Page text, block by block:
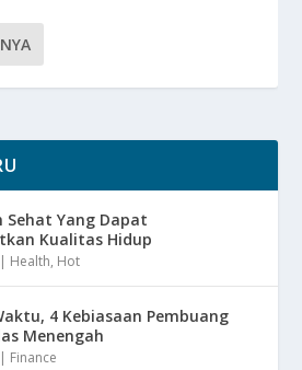
Sehat Yang Dapat
Kualitas Hidup
| Health, Hot
4 Kebiasaan Pembuang
Menengah
| Finance